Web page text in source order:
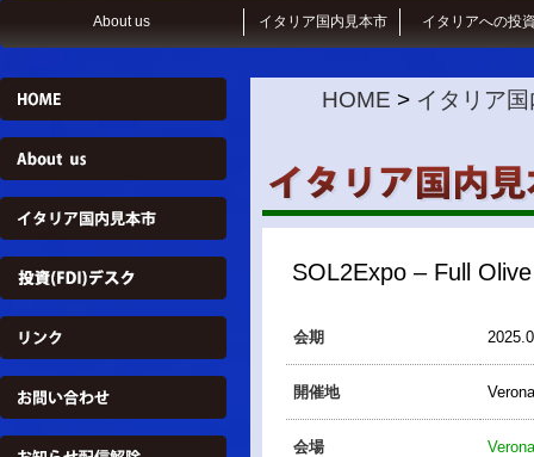
About us イタリア国内見本市 イタリアへの投
HOME > イタリア
SOL2Expo – Full
会期
開催地
会場